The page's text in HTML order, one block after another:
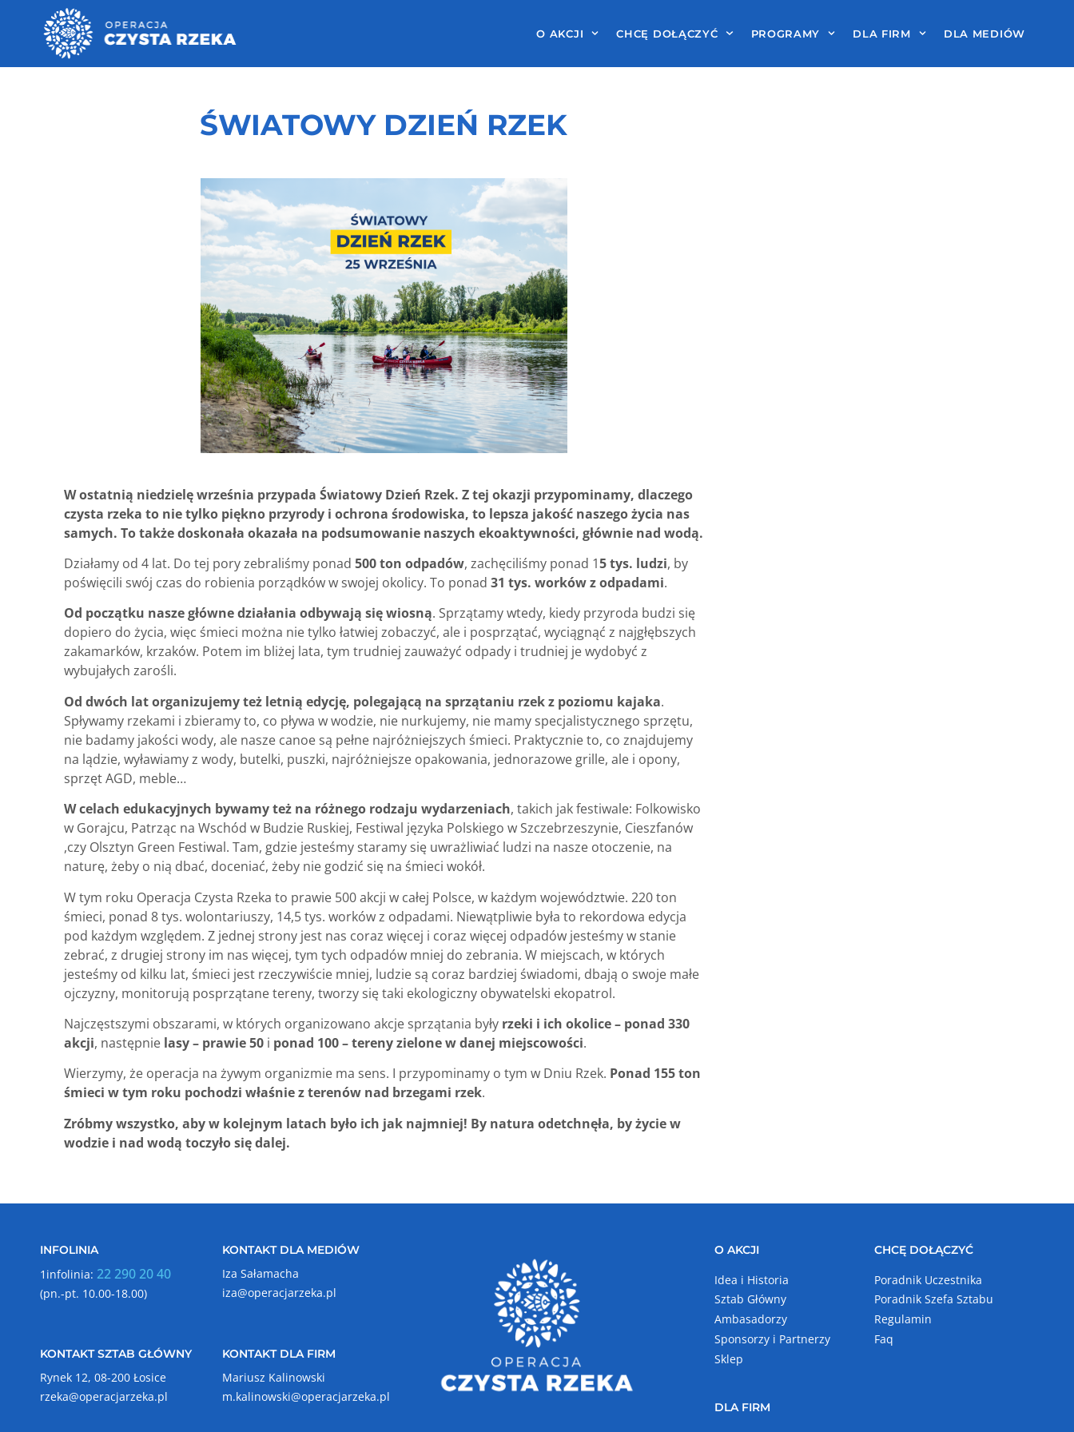
O AKCJI CHCĘ DOŁĄCZYĆ PROGRAMY DLA FIRM DLA MEDIÓW
ŚWIATOWY DZIEŃ RZEK
W ostatnią niedzielę września przypada Światowy Dzień Rzek. Z tej okazji przypominamy, dlaczego
czysta rzeka to nie tylko piękno przyrody i ochrona środowiska, to lepsza jakość naszego życia nas
samych. To także doskonała okazała na podsumowanie naszych ekoaktywności, głównie nad wodą.
Działamy od 4 lat. Do tej pory zebraliśmy ponad 500 ton odpadów, zachęciliśmy ponad 15 tys. ludzi, by
poświęcili swój czas do robienia porządków w swojej okolicy. To ponad 31 tys. worków z odpadami.
Od początku nasze główne działania odbywają się wiosną. Sprzątamy wtedy, kiedy przyroda budzi się
dopiero do życia, więc śmieci można nie tylko łatwiej zobaczyć, ale i posprzątać, wyciągnąć z najgłębszych
zakamarków, krzaków. Potem im bliżej lata, tym trudniej zauważyć odpady i trudniej je wydobyć z
wybujałych zarośli.
Od dwóch lat organizujemy też letnią edycję, polegającą na sprzątaniu rzek z poziomu kajaka.
Spływamy rzekami i zbieramy to, co pływa w wodzie, nie nurkujemy, nie mamy specjalistycznego sprzętu,
nie badamy jakości wody, ale nasze canoe są pełne najróżniejszych śmieci. Praktycznie to, co znajdujemy
na lądzie, wyławiamy z wody, butelki, puszki, najróżniejsze opakowania, jednorazowe grille, ale i opony,
sprzęt AGD, meble…
W celach edukacyjnych bywamy też na różnego rodzaju wydarzeniach, takich jak festiwale: Folkowisko
w Gorajcu, Patrząc na Wschód w Budzie Ruskiej, Festiwal języka Polskiego w Szczebrzeszynie, Cieszfanów
,czy Olsztyn Green Festiwal. Tam, gdzie jesteśmy staramy się uwrażliwiać ludzi na nasze otoczenie, na
naturę, żeby o nią dbać, doceniać, żeby nie godzić się na śmieci wokół.
W tym roku Operacja Czysta Rzeka to prawie 500 akcji w całej Polsce, w każdym województwie. 220 ton
śmieci, ponad 8 tys. wolontariuszy, 14,5 tys. worków z odpadami. Niewątpliwie była to rekordowa edycja
pod każdym względem. Z jednej strony jest nas coraz więcej i coraz więcej odpadów jesteśmy w stanie
zebrać, z drugiej strony im nas więcej, tym tych odpadów mniej do zebrania. W miejscach, w których
jesteśmy od kilku lat, śmieci jest rzeczywiście mniej, ludzie są coraz bardziej świadomi, dbają o swoje małe
ojczyzny, monitorują posprzątane tereny, tworzy się taki ekologiczny obywatelski ekopatrol.
Najczęstszymi obszarami, w których organizowano akcje sprzątania były rzeki i ich okolice – ponad 330
akcji, następnie lasy – prawie 50 i ponad 100 – tereny zielone w danej miejscowości.
Wierzymy, że operacja na żywym organizmie ma sens. I przypominamy o tym w Dniu Rzek. Ponad 155 ton
śmieci w tym roku pochodzi właśnie z terenów nad brzegami rzek.
Zróbmy wszystko, aby w kolejnym latach było ich jak najmniej! By natura odetchnęła, by życie w
wodzie i nad wodą toczyło się dalej.
INFOLINIA
1infolinia: 22 290 20 40
(pn.-pt. 10.00-18.00)
KONTAKT DLA MEDIÓW
Iza Sałamacha
iza@operacjarzeka.pl
KONTAKT SZTAB GŁÓWNY
Rynek 12, 08-200 Łosice
rzeka@operacjarzeka.pl
KONTAKT DLA FIRM
Mariusz Kalinowski
m.kalinowski@operacjarzeka.pl
O AKCJI
Idea i Historia
Sztab Główny
Ambasadorzy
Sponsorzy i Partnerzy
Sklep
CHCĘ DOŁĄCZYĆ
Poradnik Uczestnika
Poradnik Szefa Sztabu
Regulamin
Faq
DLA FIRM